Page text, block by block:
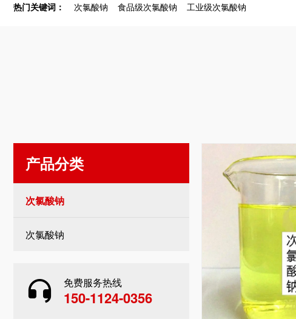
热门关键词： 次氯酸钠 食品级次氯酸钠 工业级次氯酸钠
产品分类
次氯酸钠
次氯酸钠
免费服务热线
150-1124-0356